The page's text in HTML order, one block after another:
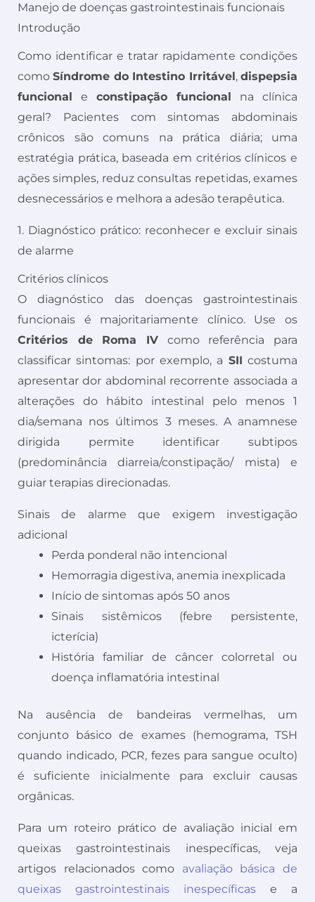
Manejo de doenças gastrointestinais funcionais
Introdução
Como identificar e tratar rapidamente condições
comoSíndrome do Intestino Irritável ,dispepsia
funcional
e constipação funcional
na clínica
geral? Pacientes com sintomas abdominais
crônicos são comuns na prática diária; uma
estratégia prática, baseada em critérios clínicos e
ações simples, reduz consultas repetidas, exames
desnecessários e melhora a adesão terapêutica.
1. Diagnóstico prático: reconhecer e excluir sinais
de alarme
Critérios clínicos
O diagnóstico das doenças gastrointestinais
funcionais é majoritariamente clínico. Use os
Critérios de Roma IV como referência para
classificar sintomas: por exemplo, a SII costuma
apresentar dor abdominal recorrente associada a
alterações do hábito intestinal pelo menos 1
dia/semana nos últimos 3 meses. A anamnese
dirigida permite identificar subtipos
(predominância diarreia/constipação/ mista) e
guiar terapias direcionadas.
Sinais de alarme que exigem investigação
adicional
Perda ponderal não intencional
Hemorragia digestiva, anemia inexplicada
Início de sintomas após 50 anos
Sinais sistêmicos (febre persistente,
icterícia)
História familiar de câncer colorretal ou
doença inflamatória intestinal
Na ausência de bandeiras vermelhas, um
conjunto básico de exames (hemograma, TSH
quando indicado, PCR, fezes para sangue oculto)
é suficiente inicialmente para excluir causas
orgânicas.
Para um roteiro prático de avaliação inicial em
queixas gastrointestinais inespecíficas, veja
artigos relacionados como avaliação básica de
queixas gastrointestinais inespecíficas e a